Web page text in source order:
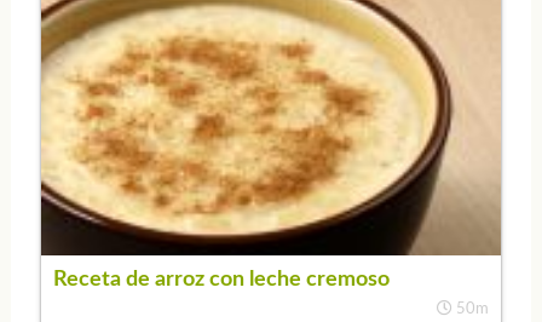
Receta de arroz con leche cremoso
50m